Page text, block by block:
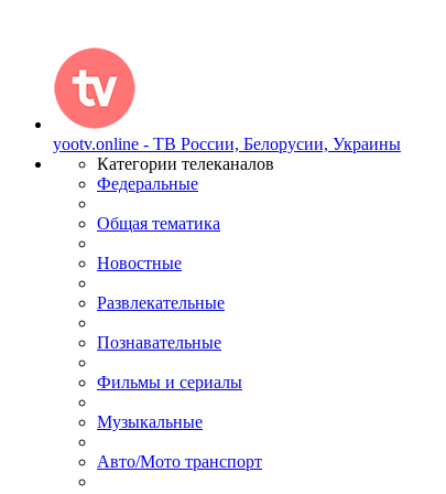
yootv.online - ТВ России, Белорусии, Украины
Категории телеканалов
Федеральные
Общая тематика
Новостные
Развлекательные
Познавательные
Фильмы и сериалы
Музыкальные
Авто/Мото транспорт